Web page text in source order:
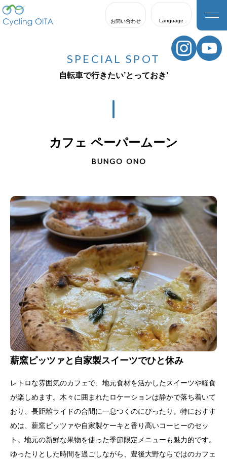
お問い合わせ Language
日本語
English
한국어
SPECIAL SPOT
自転車で行きたい’とっておき’
カフェ ペーパームーン
BUNGO ONO
薪窯ピッツァと自家製スイーツでひと休み
レトロな雰囲気のカフェで、地元食材を活かしたスイーツや軽食
が楽しめます。木々に囲まれたロケーションは静かで落ち着いて
おり、長距離ライドの合間に一息つくのにぴったり。特におすす
めは、薪窯ピッツァや自家製ケーキと香り高いコーヒーのセッ
ト。地元の新鮮な果物を使った季節限定メニューも魅力的です。
ゆったりとした時間を過ごしながら、豊後大野ならではのカフェ